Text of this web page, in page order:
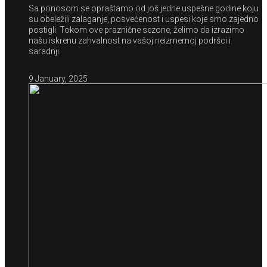
Sa ponosom se opraštamo od još jedne uspešne godine koju
su obeležili zalaganje, posvećenost i uspesi koje smo zajedno
postigli. Tokom ove praznične sezone, želimo da izrazimo
našu iskrenu zahvalnost na vašoj neizmernoj podršci i
saradnji.
9 January, 2025